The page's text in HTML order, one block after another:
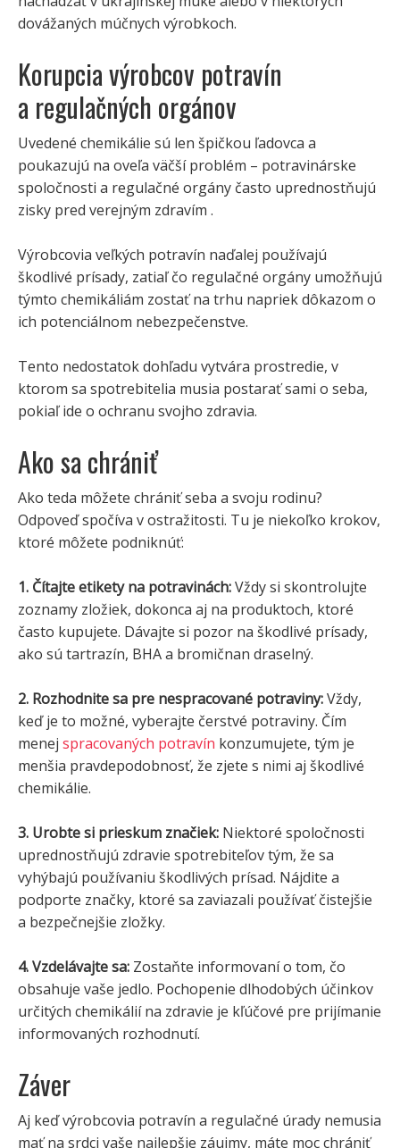
dovážaných múčnych výrobkoch.
Korupcia výrobcov potravín
a regulačných orgánov
Uvedené chemikálie sú len špičkou ľadovca a
poukazujú na oveľa väčší problém – potravinárske
spoločnosti a regulačné orgány často uprednostňujú
zisky pred verejným zdravím .
Výrobcovia veľkých potravín naďalej používajú
škodlivé prísady, zatiaľ čo regulačné orgány umožňujú
týmto chemikáliám zostať na trhu napriek dôkazom o
ich potenciálnom nebezpečenstve.
Tento nedostatok dohľadu vytvára prostredie, v
ktorom sa spotrebitelia musia postarať sami o seba,
pokiaľ ide o ochranu svojho zdravia.
Ako sa chrániť
Ako teda môžete chrániť seba a svoju rodinu?
Odpoveď spočíva v ostražitosti. Tu je niekoľko krokov,
ktoré môžete podniknúť:
1. Čítajte etikety na potravinách:Vždy si skontrolujte
zoznamy zložiek, dokonca aj na produktoch, ktoré
často kupujete. Dávajte si pozor na škodlivé prísady,
ako sú tartrazín, BHA a bromičnan draselný.
2. Rozhodnite sa pre nespracované potraviny:Vždy,
keď je to možné, vyberajte čerstvé potraviny. Čím
menej spracovaných potravín konzumujete, tým je
menšia pravdepodobnosť, že zjete s nimi aj škodlivé
chemikálie.
3. Urobte si prieskum značiek: Niektoré spoločnosti
uprednostňujú zdravie spotrebiteľov tým, že sa
vyhýbajú používaniu škodlivých prísad. Nájdite a
podporte značky, ktoré sa zaviazali používať čistejšie
a bezpečnejšie zložky.
4. Vzdelávajte sa: Zostaňte informovaní o tom, čo
obsahuje vaše jedlo. Pochopenie dlhodobých účinkov
určitých chemikálií na zdravie je kľúčové pre prijímanie
informovaných rozhodnutí.
Záver
Aj keď výrobcovia potravín a regulačné úrady nemusia
mať na srdci vaše najlepšie záujmy, máte moc chrániť